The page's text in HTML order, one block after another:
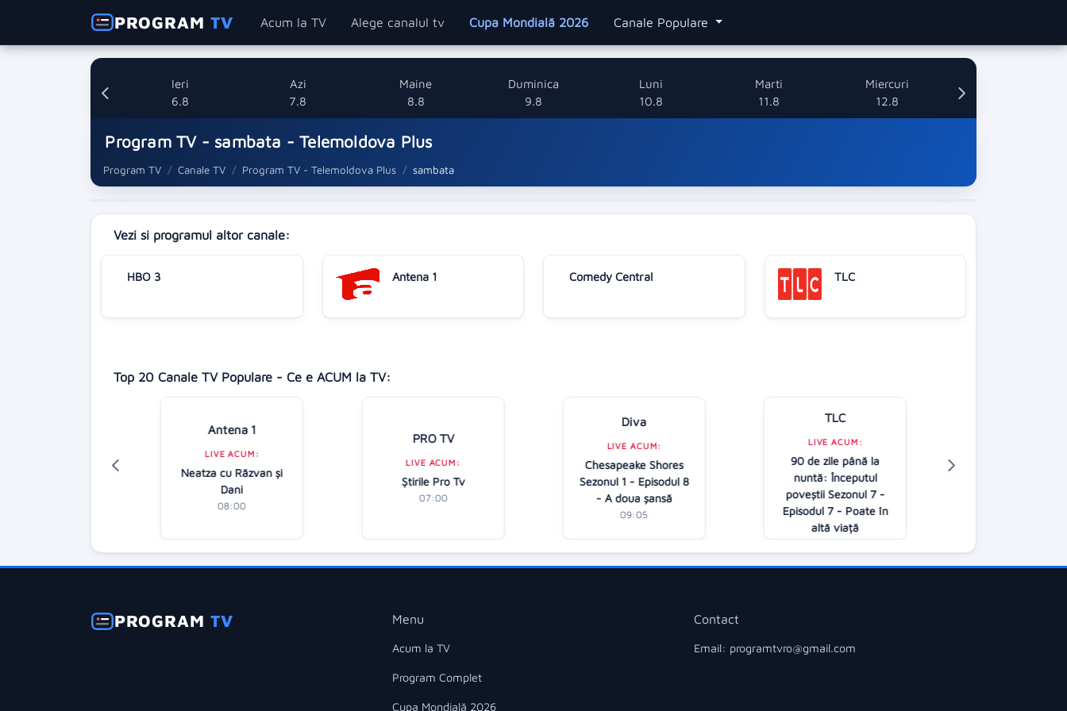
PROGRAMTV Acum la TV Alege canalul tv Cupa Mondială 2026 Canale Populare
Ieri
6.8
Azi
7.8
Maine
8.8
Duminica
9.8
Luni
10.8
Marti
11.8
Miercuri
12.8
Program TV - sambata - Telemoldova Plus
Program TV Canale TV Program TV - Telemoldova Plus sambata
Vezi si programul altor canale:
HBO 3 Antena 1 Comedy Central TLC
Top 20 Canale TV Populare - Ce e ACUM la TV:
Antena 1
LIVE ACUM:
Neatza cu Răzvan şi
Dani
08:00
PRO TV
LIVE ACUM:
Ştirile Pro Tv
07:00
Diva
LIVE ACUM:
Chesapeake Shores
Sezonul 1 - Episodul 8
- A doua șansă
09:05
TLC
LIVE ACUM:
90 de zile până la
nuntă: Începutul
poveştii Sezonul 7 -
Episodul 7 - Poate în
altă viață
09:00
PROGRAMTV Menu
Acum la TV
Program Complet
Cupa Mondială 2026
Contact
Email: programtvro@gmail.com